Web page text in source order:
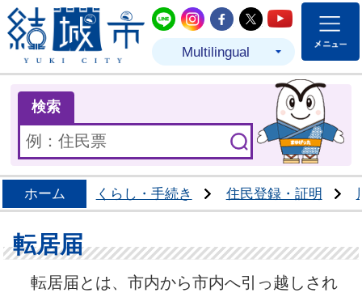
結城市公式LINE
結城市公式Instagram
結城市公式
結城市公式
結城市
Multilingual
検索
ホーム くらし・手続き 住民登録・証明
転居届
転居届とは、市内から市内へ引っ越しされ